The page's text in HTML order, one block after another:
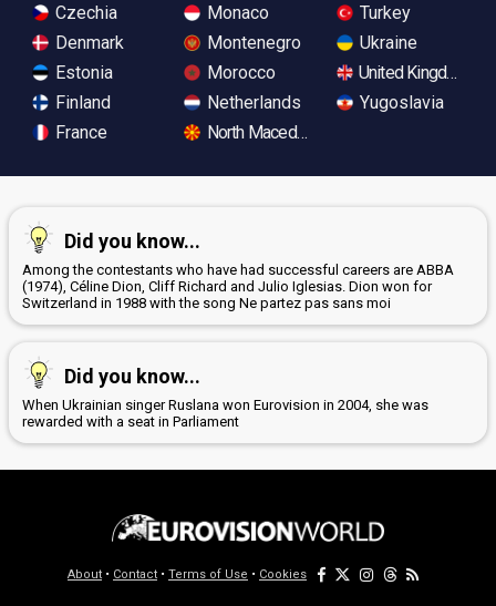
Czechia
Denmark
Estonia
Finland
France
Monaco
Montenegro
Morocco
Netherlands
North Macedonia
Turkey
Ukraine
United Kingdom
Yugoslavia
Did you know...
Among the contestants who have had successful careers are ABBA
(1974), Céline Dion, Cliff Richard and Julio Iglesias. Dion won for
Switzerland in 1988 with the song Ne partez pas sans moi
Did you know...
When Ukrainian singer Ruslana won Eurovision in 2004, she was
rewarded with a seat in Parliament
About • Contact • Terms of Use • Cookies